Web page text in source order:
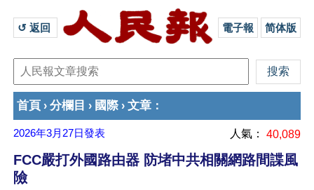
↺ 返回 電子報 简体版
首頁 › 分欄目 › 國際› 文章 ：
2026年3月27日發表 人氣： 40,089
FCC嚴打外國路由器 防堵中共相關網路間諜風
險